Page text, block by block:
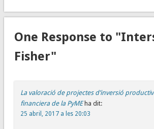
One Response to
Fisher"
La valoració de projectes d’inversió
financiera de la PyME ha dit:
25 abril, 2017 a les 20:03